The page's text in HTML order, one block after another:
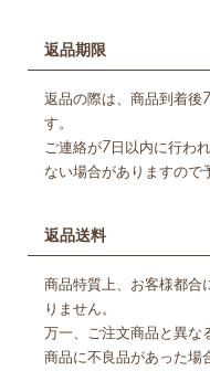
返品期限
返品の際は、商品到着後
す。
ご連絡が7日以内に行わ
ない場合がありますので
返品送料
商品特質上、お客様都合
りません。
万一、ご注文商品と異な
商品に不良品があった場